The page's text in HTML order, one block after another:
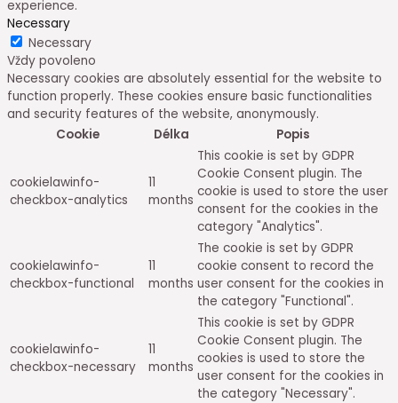
experience.
Necessary
Necessary
Vždy povoleno
Necessary cookies are absolutely essential for the website to
function properly. These cookies ensure basic functionalities
and security features of the website, anonymously.
Cookie
Délka Popis
cookielawinfo-
checkbox-analytics
11
months
This cookie is set by GDPR
Cookie Consent plugin. The
cookie is used to store the user
consent for the cookies in the
category "Analytics".
cookielawinfo-
checkbox-functional
11
months
The cookie is set by GDPR
cookie consent to record the
user consent for the cookies in
the category "Functional".
cookielawinfo-
checkbox-necessary
11
months
This cookie is set by GDPR
Cookie Consent plugin. The
cookies is used to store the
user consent for the cookies in
the category "Necessary".